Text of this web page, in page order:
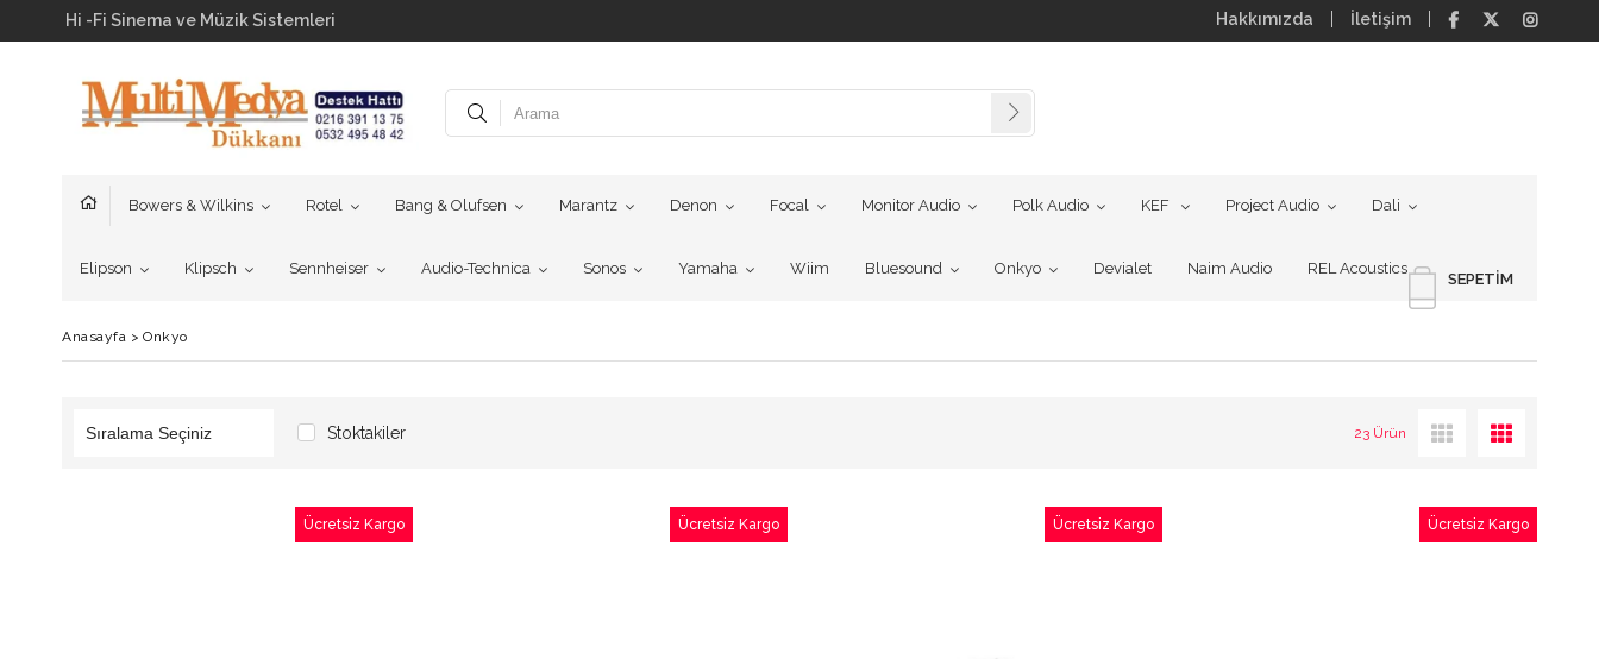
Hi -Fi Sinema ve Müzik Sistemleri Hakkımızda İletişim
SEPETIM
Bowers & Wilkins Rotel Bang & Olufsen Marantz Denon Focal Monitor Audio Polk Audio KEF Project Audio Dali
Elipson Klipsch Sennheiser Audio-Technica Sonos Yamaha Wiim Bluesound Onkyo Devialet Naim Audio REL Acoustics
Anasayfa > Onkyo
Stoktakiler 23 Ürün
Ücretsiz Kargo Ücretsiz Kargo Ücretsiz Kargo Ücretsiz Kargo